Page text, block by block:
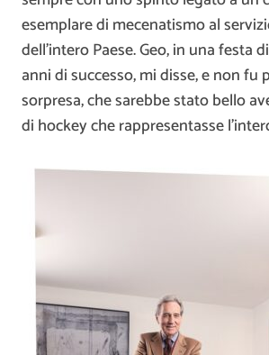
esemplare di mecenatismo al
dell’intero Paese. Geo, in una festa
anni di successo, mi disse, e non fu
sorpresa, che sarebbe stato bello
di hockey che rappresentasse